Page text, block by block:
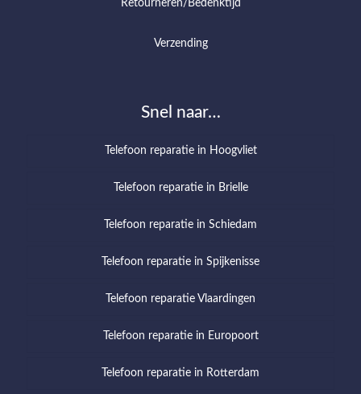
Retourneren/Bedenktijd
Verzending
Snel naar…
Telefoon reparatie in Hoogvliet
Telefoon reparatie in Brielle
Telefoon reparatie in Schiedam
Telefoon reparatie in Spijkenisse
Telefoon reparatie Vlaardingen
Telefoon reparatie in Europoort
Telefoon reparatie in Rotterdam